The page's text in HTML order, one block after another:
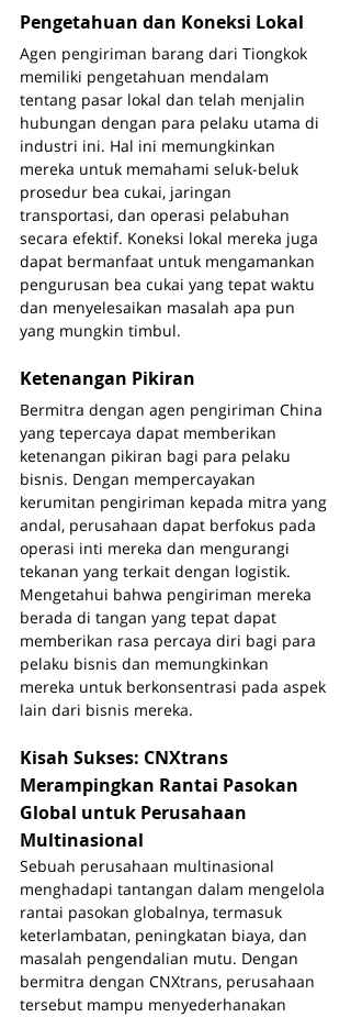
Pengetahuan dan Koneksi Lokal
Agen pengiriman barang dari Tiongkok
memiliki pengetahuan mendalam
tentang pasar lokal dan telah menjalin
hubungan dengan para pelaku utama di
industri ini. Hal ini memungkinkan
mereka untuk memahami seluk-beluk
prosedur bea cukai, jaringan
transportasi, dan operasi pelabuhan
secara efektif. Koneksi lokal mereka juga
dapat bermanfaat untuk mengamankan
pengurusan bea cukai yang tepat waktu
dan menyelesaikan masalah apa pun
yang mungkin timbul.
Ketenangan Pikiran
Bermitra dengan agen pengiriman China
yang tepercaya dapat memberikan
ketenangan pikiran bagi para pelaku
bisnis. Dengan mempercayakan
kerumitan pengiriman kepada mitra yang
andal, perusahaan dapat berfokus pada
operasi inti mereka dan mengurangi
tekanan yang terkait dengan logistik.
Mengetahui bahwa pengiriman mereka
berada di tangan yang tepat dapat
memberikan rasa percaya diri bagi para
pelaku bisnis dan memungkinkan
mereka untuk berkonsentrasi pada aspek
lain dari bisnis mereka.
Kisah Sukses: CNXtrans
Merampingkan Rantai Pasokan
Global untuk Perusahaan
Multinasional
Sebuah perusahaan multinasional
menghadapi tantangan dalam mengelola
rantai pasokan globalnya, termasuk
keterlambatan, peningkatan biaya, dan
masalah pengendalian mutu. Dengan
bermitra dengan CNXtrans, perusahaan
tersebut mampu menyederhanakan